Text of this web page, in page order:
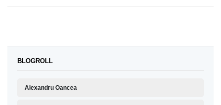
BLOGROLL
Alexandru Oancea